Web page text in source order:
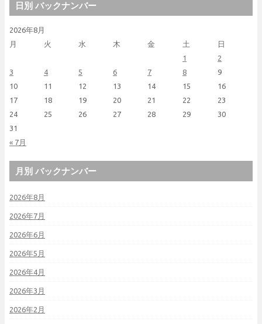
日別 バックナンバー
2026年8月
月
火 水 木 金 土 日
« 7月
1
2
3
4 5 6 7 8
9
10
11 12 13 14 15
16
17
18 19 20 21 22
23
24
25 26 27 28 29
30
31
月別 バックナンバー
2026年8月
2026年7月
2026年6月
2026年5月
2026年4月
2026年3月
2026年2月